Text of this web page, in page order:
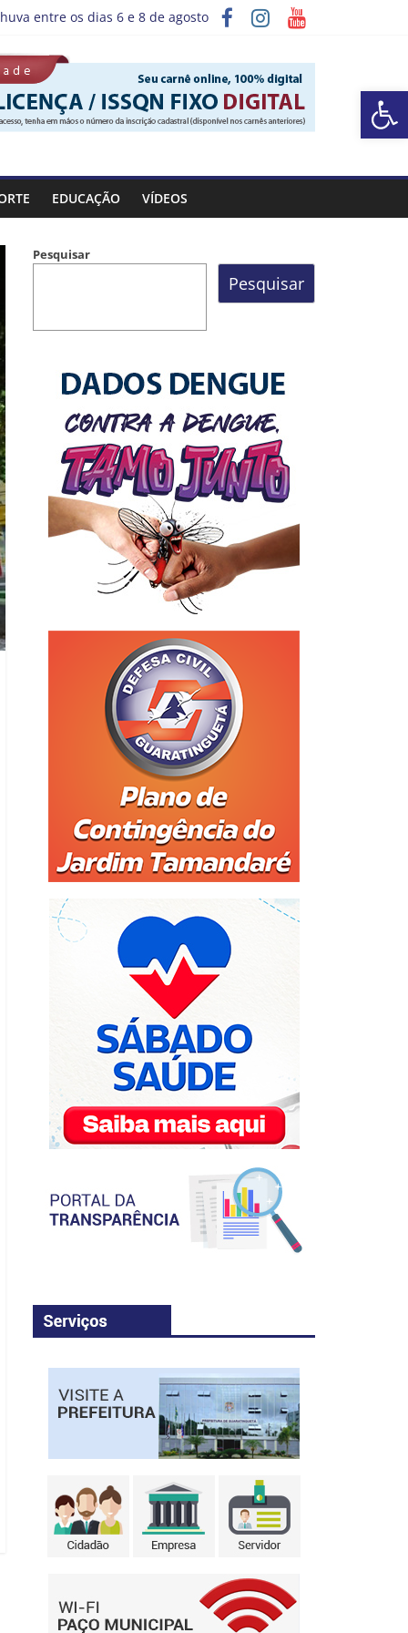
Barra de Ferramentas Aberta
entre os dias 6 e 8 de agosto
“Sábado Saúde”
EDUCAÇÃO VÍDEOS
Pesquisar
Pesquisar